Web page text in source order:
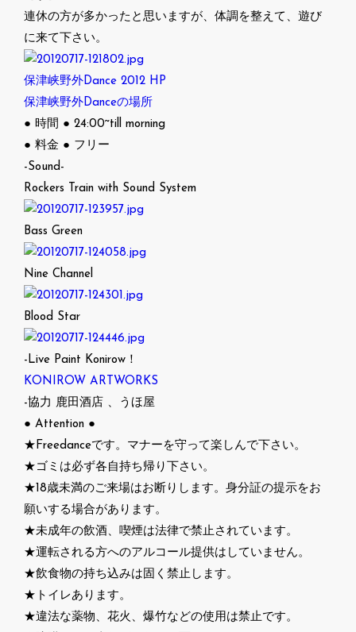
連休の方が多かったと思いますが、体調を整えて、遊び
に来て下さい。
保津峡野外Dance 2012 HP
保津峡野外Danceの場所
● 時間 ● 24:00~till morning
● 料金 ● フリー
-Sound-
Rockers Train with Sound System
Bass Green
Nine Channel
Blood Star
-Live Paint Konirow！
KONIROW ARTWORKS
-協力 鹿田酒店 、うほ屋
● Attention ●
★Freedanceです。マナーを守って楽しんで下さい。
★ゴミは必ず各自持ち帰り下さい。
★18歳未満のご来場はお断りします。身分証の提示をお
願いする場合があります。
★未成年の飲酒、喫煙は法律で禁止されています。
★運転される方へのアルコール提供はしていません。
★飲食物の持ち込みは固く禁止します。
★トイレあります。
★違法な薬物、花火、爆竹などの使用は禁止です。